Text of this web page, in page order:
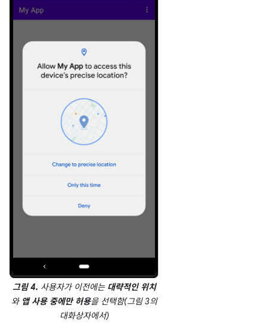
그림 4. 사용자가 이전에는 대략적인 위치
와 앱 사용 중에만 허용을 선택함(그림 3의
대화상자에서)